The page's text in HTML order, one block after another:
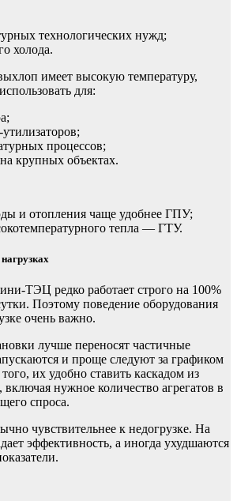
технологических нужд;
холода.
имеет высокую температуру,
для:
процессов;
крупных объектах.
и отопления чаще удобнее ГПУ;
тепла — ГТУ.
ТЭЦ редко работает строго на 100%
Поэтому поведение оборудования
очень важно.
лучше переносят частичные
и проще следуют за графиком
их удобно ставить каскадом из
нужное количество агрегатов в
спроса.
чувствительнее к недогрузке. На
эффективность, а иногда ухудшаются